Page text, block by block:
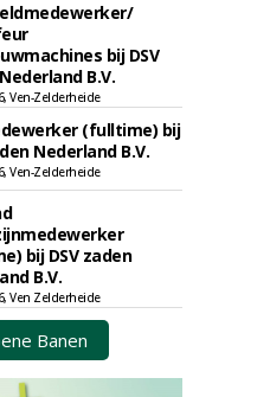
bij DSV
B.V.
Ven-Zelderheide
(fulltime) bij
Nederland B.V.
Ven-Zelderheide
bij DSV zaden
B.V.
Ven Zelderheide
Banen